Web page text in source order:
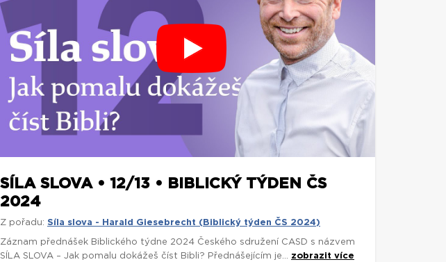
SÍLA SLOVA • 12/13 • BIBLICKÝ TÝDEN ČS
2024
Z pořadu: Síla slova - Harald Giesebrecht (Biblický týden ČS 2024)
Záznam přednášek Biblického týdne 2024 Českého sdružení CASD s názvem
SÍLA SLOVA – Jak pomalu dokážeš číst Bibli? Přednášejícím je... zobrazit více